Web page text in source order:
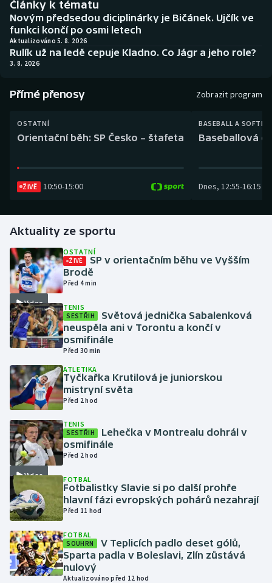
Basketbal
Biatlon
Boby a skeleton
Box
Curling
Florbal
Futsal
Gymnastika
Házená
Jezdectví
Krasobruslení
Lyže a snowboard
Moderní pětiboj
Motorsport
Olympijské hry
Parasport
Historické návraty
Aplikace ČT sport
AZ kvíz
Články k tématu
Novým předsedou diciplinárky je Bičánek. Ujčík ve
funkci končí po osmi letech
Aktualizováno 5. 8. 2026
Rulík už na ledě cepuje Kladno. Co Jágr a jeho role?
3. 8. 2026
Přímé přenosy Zobrazit program
OSTATNÍ
Orientační běh: SP Česko – štafeta
ŽIVĚ 10:50-15:00
BASEBALL A
Baseballová
Dnes, 12:55-16:15
Aktuality ze sportu
Video
OSTATNÍ
ŽIVĚ
SP v orientačním běhu ve Vyšším
Brodě
Před 4 min
TENIS
SESTŘIH
Světová jednička Sabalenková
neuspěla ani v Torontu a končí v
osmifinále
Před 30 min
ATLETIKA
Tyčkařka Krutilová je juniorskou
mistryní světa
Před 2 hod
Video
TENIS
SESTŘIH
Lehečka v Montrealu dohrál v
osmifinále
Před 2 hod
FOTBAL
Fotbalistky Slavie si po další prohře
hlavní fázi evropských pohárů nezahrají
Před 11 hod
FOTBAL
SOUHRN
V Teplicích padlo deset gólů,
Sparta padla v Boleslavi, Zlín zůstává
nulový
Aktualizováno před 12 hod